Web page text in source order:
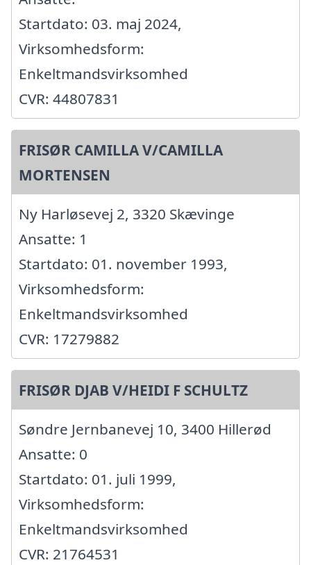
Startdato: 03. maj 2024,
Virksomhedsform:
Enkeltmandsvirksomhed
CVR: 44807831
FRISØR CAMILLA V/CAMILLA
MORTENSEN
Ny Harløsevej 2, 3320 Skævinge
Ansatte: 1
Startdato: 01. november 1993,
Virksomhedsform:
Enkeltmandsvirksomhed
CVR: 17279882
FRISØR DJAB V/HEIDI F SCHULTZ
Søndre Jernbanevej 10, 3400 Hillerød
Ansatte: 0
Startdato: 01. juli 1999,
Virksomhedsform:
Enkeltmandsvirksomhed
CVR: 21764531